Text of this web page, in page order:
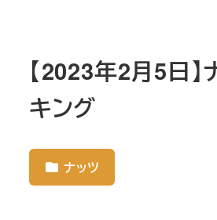
【2023年2月5日】
キング
ナッツ